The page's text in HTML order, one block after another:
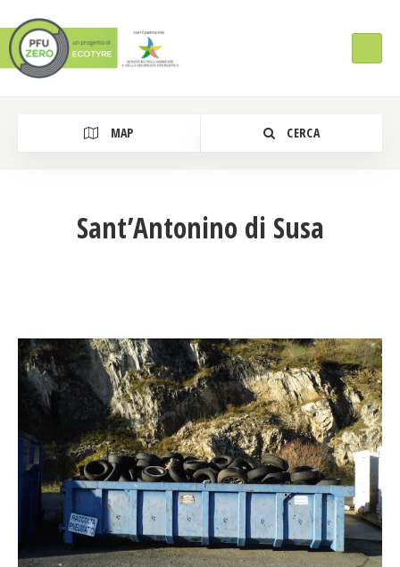
MAP CERCA
Cerca
Sant’Antonino di Susa